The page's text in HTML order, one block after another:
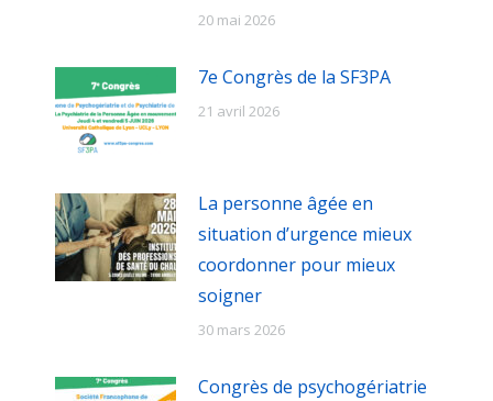
20 mai 2026
7e Congrès de la SF3PA
21 avril 2026
La personne âgée en
situation d’urgence mieux
coordonner pour mieux
soigner
30 mars 2026
Congrès de psychogériatrie